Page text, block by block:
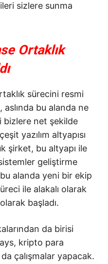
sizlere sunma
Ortaklık
sürecini resmi
bu alanda ne
bizlere net şekilde
yazılım altyapısı
şirket, bu altyapı ile
geliştirme
alanda yeni bir ekip
ile alakalı olarak
başladı.
da birisi
kripto para
çalışmalar yapacak.